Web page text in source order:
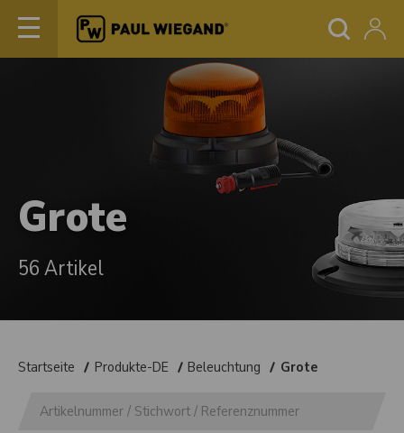
Grote
56 Artikel
Startseite Produkte-DE Beleuchtung Grote